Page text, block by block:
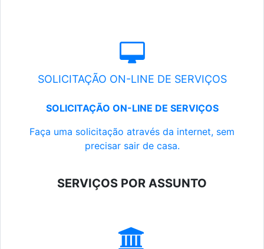
SOLICITAÇÃO ON-LINE DE SERVIÇOS
SOLICITAÇÃO ON-LINE DE SERVIÇOS
Faça uma solicitação através da internet, sem
precisar sair de casa.
SERVIÇOS POR ASSUNTO